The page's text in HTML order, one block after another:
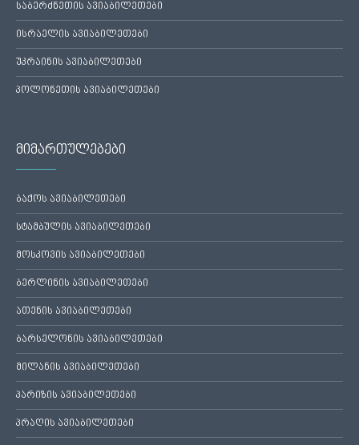
საბერძნეთის ავიაბილეთები
ისრაელის ავიაბილეთები
უკრაინის ავიაბილეთები
პოლონეთის ავიაბილეთები
მიმართულებები
ბაქოს ავიაბილეთები
სტამბულის ავიაბილეთები
მოსკოვის ავიაბილეთები
ბერლინის ავიაბილეთები
ათენის ავიაბილეთები
ბარსელონის ავიაბილეთები
მილანის ავიაბილეთები
პარიზის ავიაბილეთები
პრაღის ავიაბილეთები